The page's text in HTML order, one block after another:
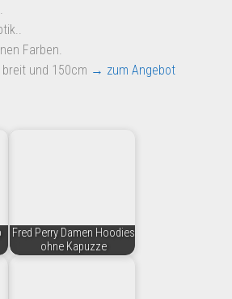
Farben.
und 150cm → zum Angebot
Fred Perry Damen Hoodies
ohne Kapuzze